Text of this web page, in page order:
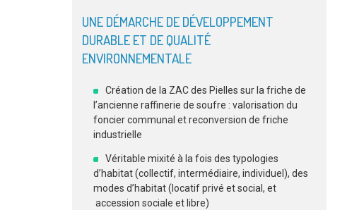
UNE DÉMARCHE DE DÉVELOPPEMENT
DURABLE ET DE QUALITÉ
ENVIRONNEMENTALE
Création de la ZAC des Pielles sur la friche de
l’ancienne raffinerie de soufre : valorisation du
foncier communal et reconversion de friche
industrielle
Véritable mixité à la fois des typologies
d’habitat (collectif, intermédiaire, individuel), des
modes d’habitat (locatif privé et social, et
accession sociale et libre)